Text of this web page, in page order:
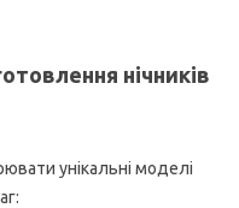
нічників
унікальні моделі